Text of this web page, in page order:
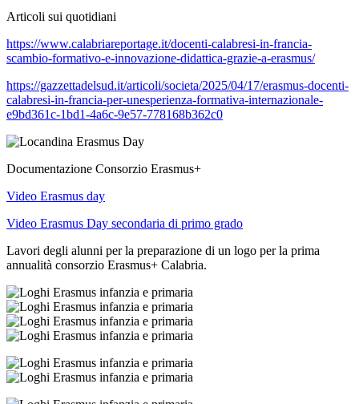
Articoli sui quotidiani
https://www.calabriareportage.it/docenti-calabresi-in-francia-
scambio-formativo-e-innovazione-didattica-grazie-a-erasmus/
https://gazzettadelsud.it/articoli/societa/2025/04/17/erasmus-docenti-
calabresi-in-francia-per-unesperienza-formativa-internazionale-
e9bd361c-1bd1-4a6c-9e57-778168b362c0
Documentazione Consorzio Erasmus+
Video Erasmus day
Video Erasmus Day secondaria di primo grado
Lavori degli alunni per la preparazione di un logo per la prima
annualità consorzio Erasmus+ Calabria.